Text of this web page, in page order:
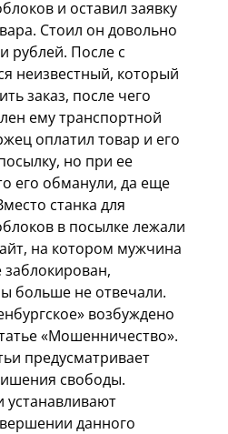
и оставил заявку
Стоил он довольно
рублей. После с
неизвестный, который
заказ, после чего
ему транспортной
оплатил товар и его
но при ее
его обманули, да еще
станка для
в посылке лежали
на котором мужчина
заблокирован,
больше не отвечали.
возбуждено
«Мошенничество».
предусматривает
свободы.
устанавливают
данного